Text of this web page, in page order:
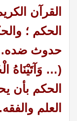
القرآن
الحكم ؛
حدوث ضده.
(… وَآتَيْنَاهُ
الحكم بأن
العلم والفقه.